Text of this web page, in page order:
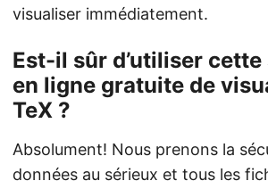
visualiser immédiatement.
Est-il sûr d’utiliser
en ligne gratuite de
TeX ?
Absolument! Nous prenons la
données au sérieux et tous les